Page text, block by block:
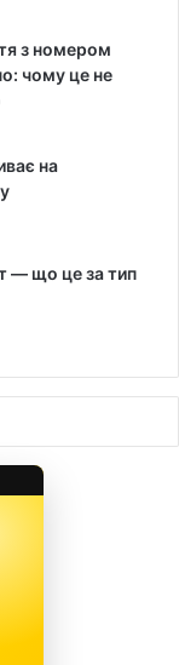
з номером
чому це не
на
— що це за тип